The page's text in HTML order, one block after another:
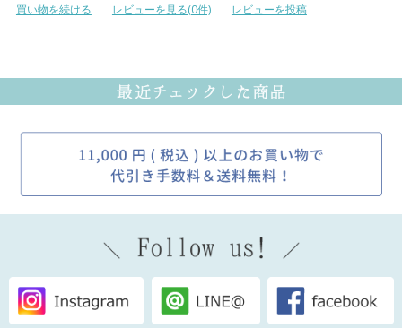
買い物を続ける
レビューを見る(0件) レビューを投稿